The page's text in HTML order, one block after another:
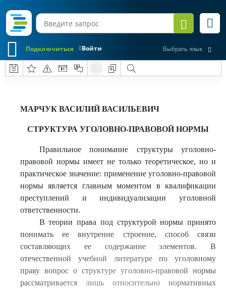
Войти
Подключиться Выбрать язык
МАРЧУК ВАСИЛИЙ ВАСИЛЬЕВИЧ
СТРУКТУРА УГОЛОВНО-ПРАВОВОЙ НОРМЫ
Правильное понимание структуры уголовно-
правовой нормы имеет не только теоретическое, но и
практическое значение: применение уголовно-правовой
нормы является главным моментом в квалификации
преступлений и индивидуализации уголовной
ответственности.
В теории права под структурой нормы принято
понимать ее внутренне строение, способ связи
составляющих ее содержание элементов. В
отечественной учебной литературе по уголовному
праву вопрос о структуре уголовно-правовой нормы
рассматривается лишь относительно нормативных